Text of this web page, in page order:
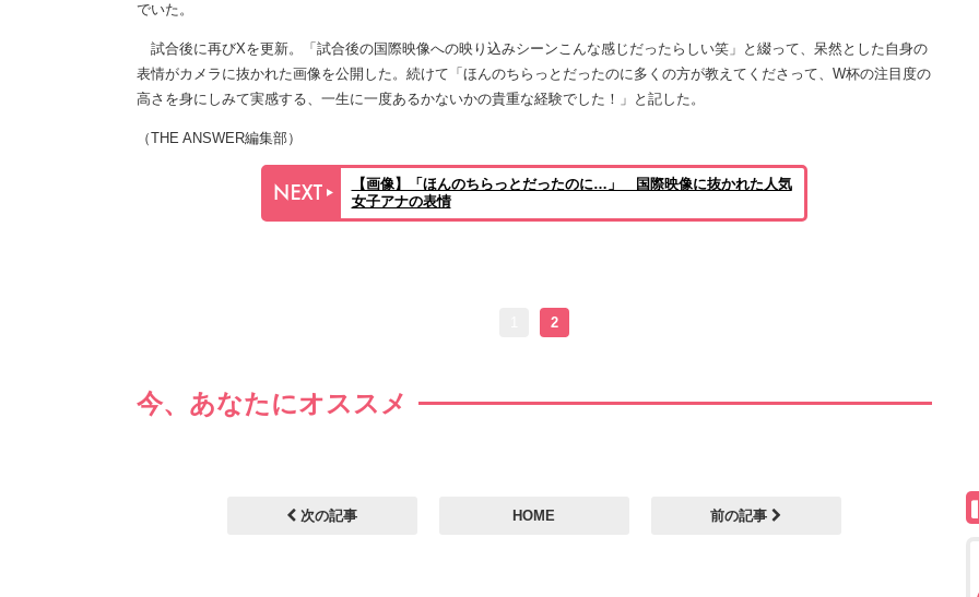
でいた。
試合後に再びXを更新。「試合後の国際映像への映り込みシーンこんな感じだったらしい笑」と綴って、呆然とした自身の
表情がカメラに抜かれた画像を公開した。続けて「ほんのちらっとだったのに多くの方が教えてくださって、W杯の注目度の
高さを身にしみて実感する、一生に一度あるかないかの貴重な経験でした！」と記した。
（THE ANSWER編集部）
【画像】「ほんのちらっとだったのに…」 国際映像に抜かれた人気
女子アナの表情
2
今、あなたにオススメ
次の記事 HOME 前の記事